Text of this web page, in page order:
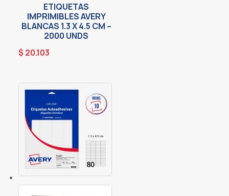
ETIQUETAS
IMPRIMIBLES AVERY
BLANCAS 1.3 X 4.5 CM –
2000 UNDS
$ 20.103